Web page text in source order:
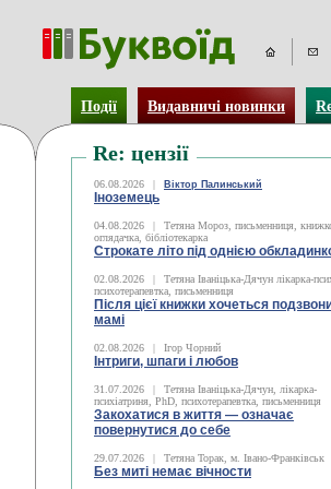
Події Видавничі новинки
Re: цензії
06.08.2026 | Віктор Палинський
Іноземець
04.08.2026 |
Тетяна Мороз, письменниця,
оглядачка, бібліотекарка
Строкате літо під однією
02.08.2026 |
Тетяна Іваніцька-Дячун лікарка-
психотерапевтка, письменниця
Після цієї книжки хочеться
мамі
02.08.2026 | Ігор Чорний
Інтриги, шпаги і любов
31.07.2026 |
Тетяна Іваніцька-Дячун, лікарка-
психіатриня, PhD, психотерапевтка, письменниця
Закохатися в життя — означає
повернутися до себе
29.07.2026 | Тетяна Торак, м. Івано-Франківськ
Без миті немає вічности